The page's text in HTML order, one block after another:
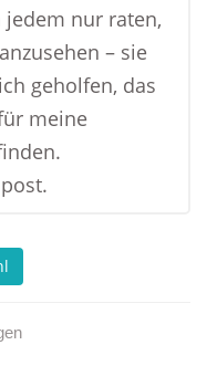
jedem nur raten,
– sie
geholfen, das
meine